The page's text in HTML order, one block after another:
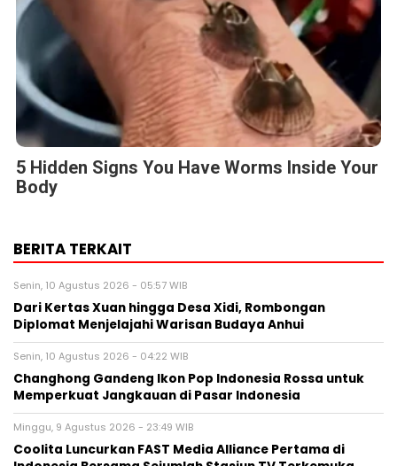
5 Hidden Signs You Have Worms Inside Your
Body
BERITA TERKAIT
Senin, 10 Agustus 2026 - 05:57 WIB
Dari Kertas Xuan hingga Desa Xidi, Rombongan
Diplomat Menjelajahi Warisan Budaya Anhui
Senin, 10 Agustus 2026 - 04:22 WIB
Changhong Gandeng Ikon Pop Indonesia Rossa untuk
Memperkuat Jangkauan di Pasar Indonesia
Minggu, 9 Agustus 2026 - 23:49 WIB
Coolita Luncurkan FAST Media Alliance Pertama di